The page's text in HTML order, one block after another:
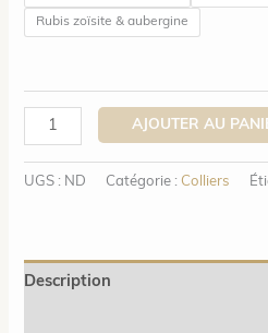
Rubis zoïsite & aubergine
quantité
de
Maha
multi-
AJOUTER AU
UGS : ND Catégorie : Colliers
Description